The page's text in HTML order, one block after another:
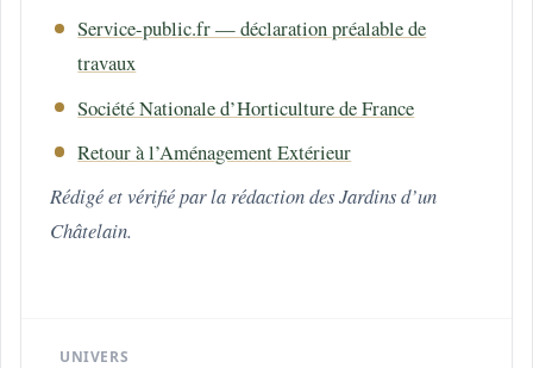
Service-public.fr — déclaration préalable de
travaux
Société Nationale d’Horticulture de France
Retour à l’Aménagement Extérieur
Rédigé et vérifié par la rédaction des Jardins d’un
Châtelain.
UNIVERS